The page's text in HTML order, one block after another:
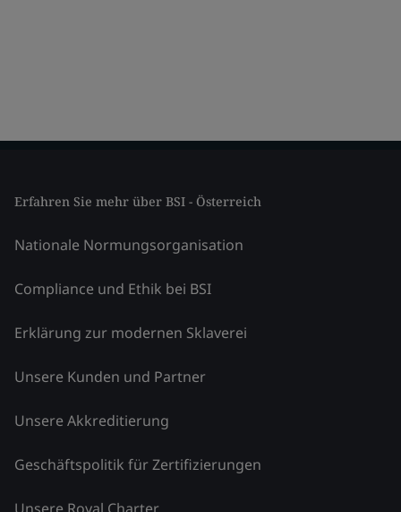
Erfahren Sie mehr über BSI - Österreich
Nationale Normungsorganisation
Compliance und Ethik bei BSI
Erklärung zur modernen Sklaverei
Unsere Kunden und Partner
Unsere Akkreditierung
Geschäftspolitik für Zertifizierungen